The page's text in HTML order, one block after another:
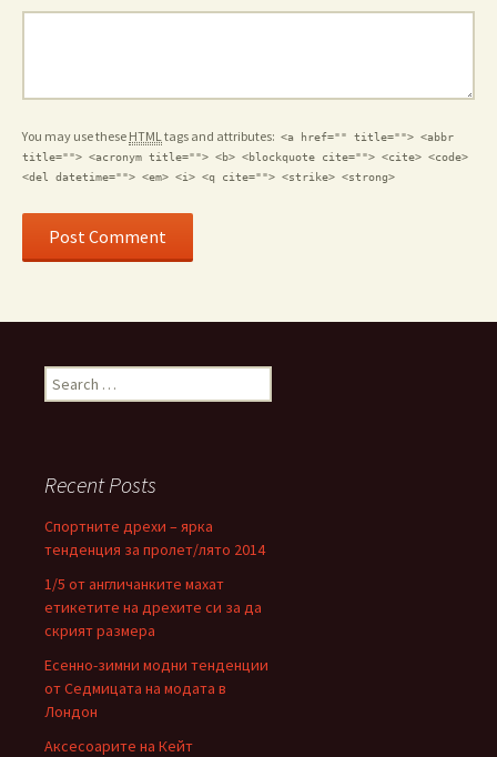
You may use these HTML tags and attributes: <a href="" title=""> <abbr
title=""> <acronym title=""> <b> <blockquote cite=""> <cite> <code>
<del datetime=""> <em> <i> <q cite=""> <strike> <strong>
Search for:
Recent Posts
Спортните дрехи – ярка
тенденция за пролет/лято 2014
1/5 от англичанките махат
етикетите на дрехите си за да
скрият размера
Есенно-зимни модни тенденции
от Седмицата на модата в
Лондон
Аксесоарите на Кейт